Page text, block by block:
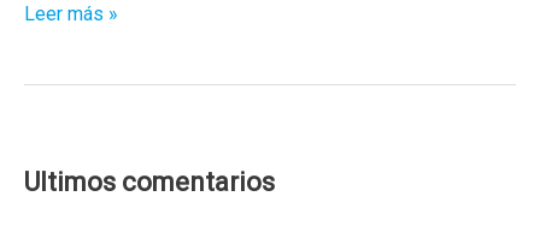
¡Bragas
Leer más »
Ultimos comentarios